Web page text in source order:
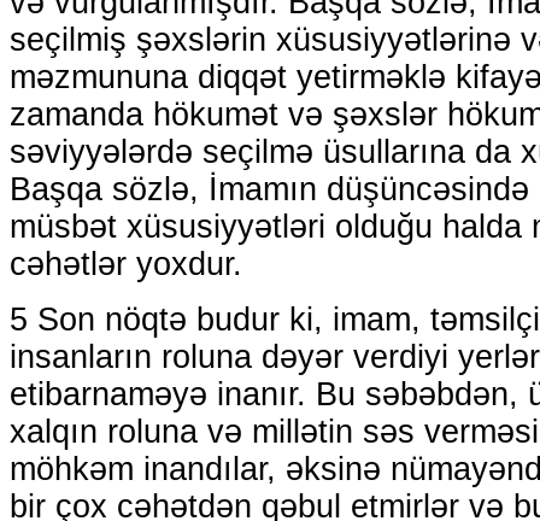
seçilmiş şəxslərin xüsusiyyətlərinə
məzmununa diqqət yetirməklə
zamanda hökumət və şəxslər
səviyyələrdə seçilmə üsullarına da
Başqa sözlə, İmamın
müsbət xüsusiyyətləri olduğu halda
cəhətlər yoxdur.
5 Son nöqtə budur ki, imam,
insanların roluna dəyər verdiyi
etibarnaməyə inanır. Bu səbəbdən,
xalqın roluna və millətin səs
möhkəm inandılar, əksinə
bir çox cəhətdən qəbul etmirlər və